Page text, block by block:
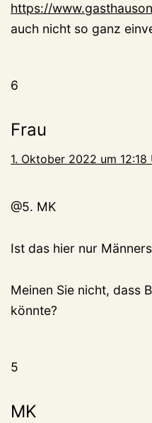
https://
auch nicht so ganz
6
Frau
1. Oktober 2022 um 12:18
@5. MK
Ist das hier nur
Meinen Sie nicht, dass
könnte?
5
MK